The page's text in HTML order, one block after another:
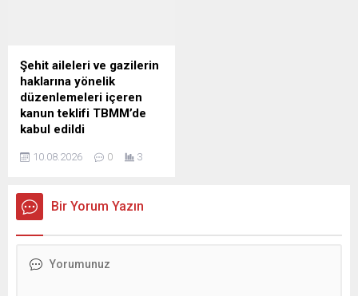
Şehit aileleri ve gazilerin
haklarına yönelik
düzenlemeleri içeren
kanun teklifi TBMM’de
kabul edildi
şehit aileleri ve gazilerin
düzenlemeleri içeren kanun
teklifi kabul edilerek
10.08.2026 0 3
Bir Yorum Yazın